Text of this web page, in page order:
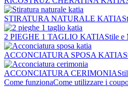
STIRATURA NATURALE KATIA
2 PIEGHE 1 TAGLIO KATIAStile e
ACCONCIATURA SPOSA KATIA
ACCONCIATURA CERIMONIA
Come funzionaCome utilizzare i